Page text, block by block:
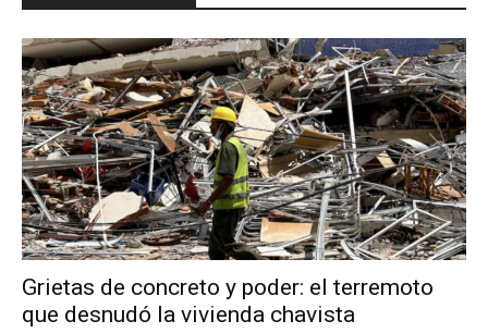
Grietas de concreto y poder: el terremoto
que desnudó la vivienda chavista